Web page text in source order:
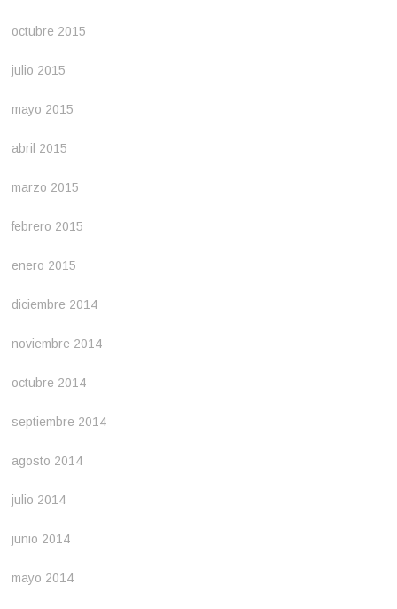
octubre 2015
julio 2015
mayo 2015
abril 2015
marzo 2015
febrero 2015
enero 2015
diciembre 2014
noviembre 2014
octubre 2014
septiembre 2014
agosto 2014
julio 2014
junio 2014
mayo 2014